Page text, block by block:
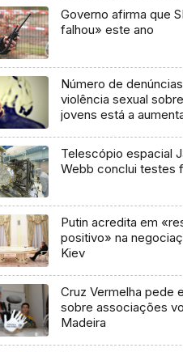
Governo afirma que
falhou» este ano
Número de
violência sexual
jovens está a
Telescópio espacial
Webb conclui testes
Putin acredita em
positivo» na
Kiev
Cruz Vermelha pede
sobre associações
Madeira